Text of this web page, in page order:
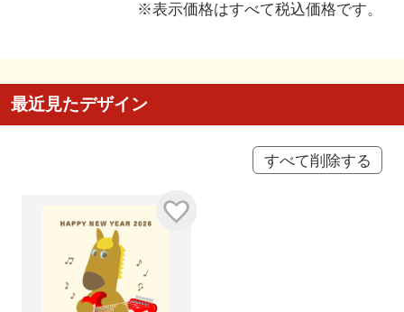
※表示価格はすべて税込価格です。
最近見たデザイン
すべて削除する